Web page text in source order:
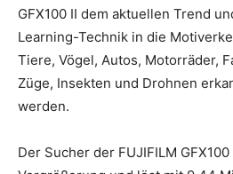
GFX100 II dem aktuellen Trend
Learning-Technik in die
Tiere, Vögel, Autos, Motorräder,
Züge, Insekten und Drohnen
werden.
Der Sucher der FUJIFILM